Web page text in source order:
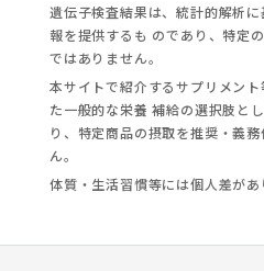
遺伝子検査結果は、統計的解析
報を提供するも のであり、特定
ではありません。
本サイトで紹介するサプリメン
た一般的な栄養 補給の選択肢と
り、特定商品の摂取を推奨・義
ん。
体質・生活習慣等には個人差があ